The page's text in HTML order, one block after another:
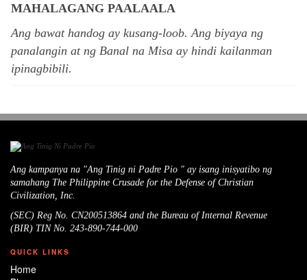
MAHALAGANG PAALAALA
Ang bawat handog ay kusang-loob. Ang biyaya ng
panalangin at ng Banal na Misa ay hindi kailanman
ipinagbibili.
Ang kampanya na "Ang Tinig ni Padre Pio " ay isang inisyatibo ng
samahang The Philippine Crusade for the Defense of Christian
Civilization, Inc.
(SEC) Reg No. CN200513864 and the Bureau of Internal Revenue
(BIR) TIN No. 243-890-744-000
QUICK LINKS
Home